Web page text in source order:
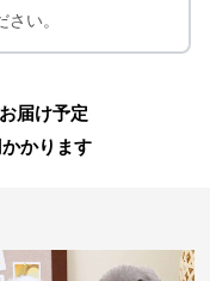
い。
届け予定
かかります